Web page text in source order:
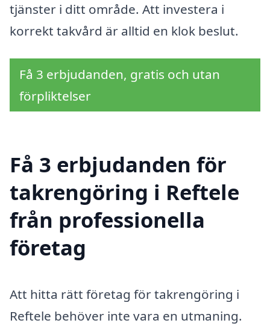
tjänster i ditt område. Att investera i
korrekt takvård är alltid en klok beslut.
Få 3 erbjudanden, gratis och utan
förpliktelser
Få 3 erbjudanden för
takrengöring i Reftele
från professionella
företag
Att hitta rätt företag för takrengöring i
Reftele behöver inte vara en utmaning.